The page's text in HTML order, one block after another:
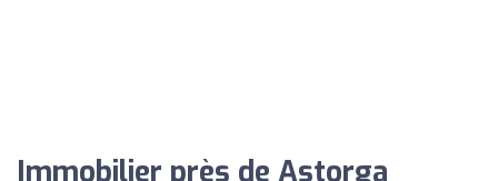
Immobilier près de Astorga